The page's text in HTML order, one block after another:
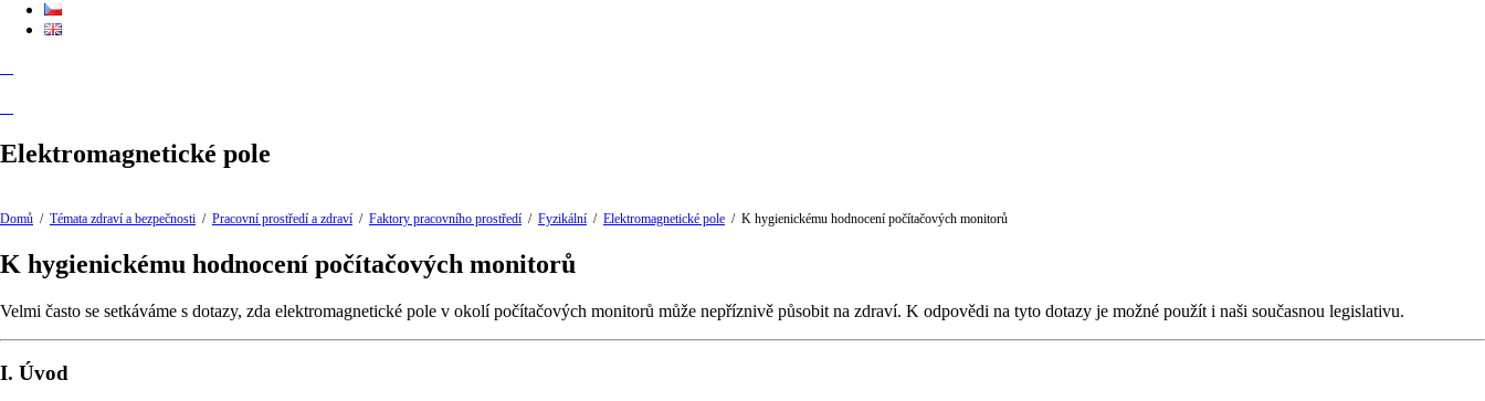
Elektromagnetické pole
Domů / Témata zdraví a bezpečnosti / Pracovní prostředí a zdraví / Faktory pracovního prostředí / Fyzikální / Elektromagnetické pole / K hygienickému hodnocení počítačových monitorů
K hygienickému hodnocení počítačových monitorů
Velmi často se setkáváme s dotazy, zda elektromagnetické pole v okolí počítačových monitorů může nepříznivě působit na zdraví. K odpovědi na tyto dotazy je možné použít i naši současnou legislativu.
I. Úvod